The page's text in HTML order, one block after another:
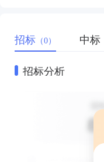
招标 （0） 中标
招标分析